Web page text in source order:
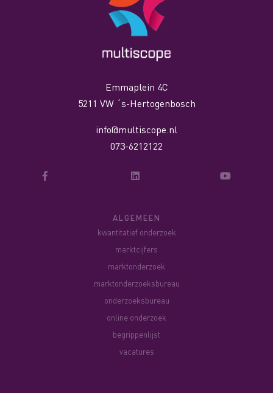
Emmaplein 4C
5211 VW ´s-Hertogenbosch
info@multiscope.nl
073-6212122
ALGEMEEN
kwantitatief onderzoek
marktcijfers
marktonderzoek
marktonderzoeksbureau
onderzoeksbureau
online onderzoek
begrippenlijst
vacatures